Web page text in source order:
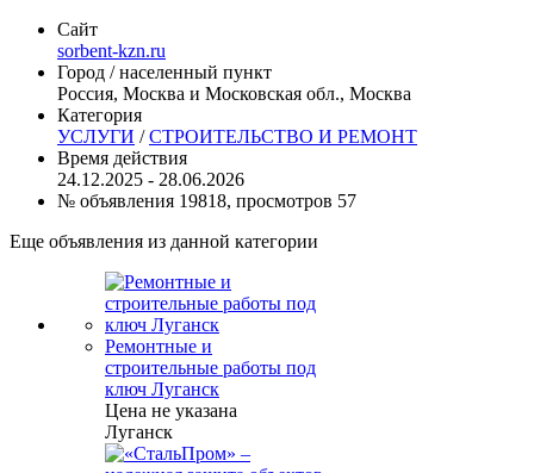
Сайт
sorbent-kzn.ru
Город / населенный пункт
Россия, Москва и Московская обл., Москва
Категория
УСЛУГИ /СТРОИТЕЛЬСТВО И РЕМОНТ
Время действия
24.12.2025 - 28.06.2026
№ объявления 19818, просмотров 57
Еще объявления из данной категории
Ремонтные и
строительные работы под
ключ Луганск
Цена не указана
Луганск